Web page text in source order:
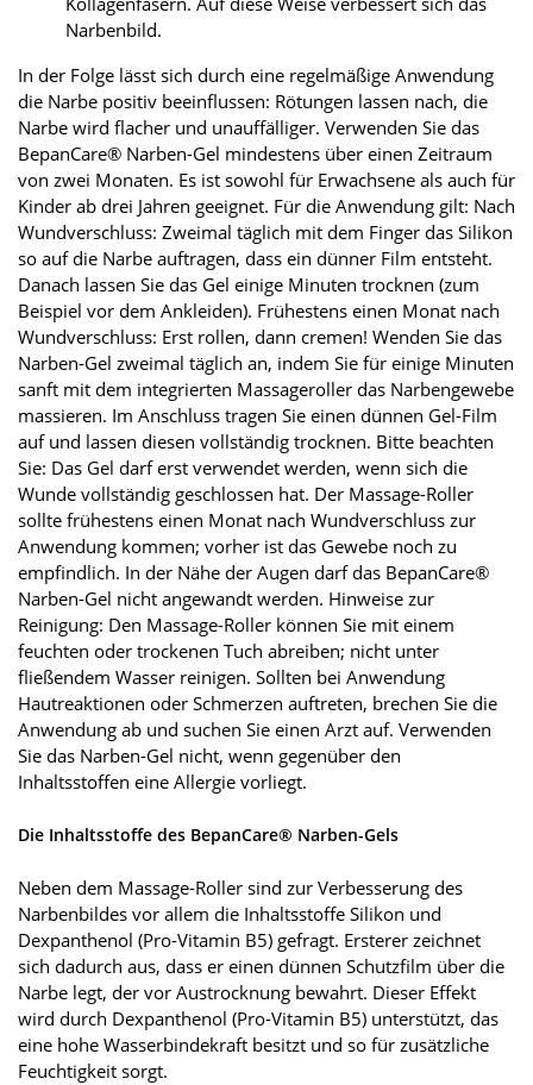
Narbenbild.
In der Folge lässt sich durch eine regelmäßige Anwendung
die Narbe positiv beeinflussen: Rötungen lassen nach, die
Narbe wird flacher und unauffälliger. Verwenden Sie das
BepanCare® Narben-Gel mindestens über einen Zeitraum
von zwei Monaten. Es ist sowohl für Erwachsene als auch für
Kinder ab drei Jahren geeignet. Für die Anwendung gilt: Nach
Wundverschluss: Zweimal täglich mit dem Finger das Silikon
so auf die Narbe auftragen, dass ein dünner Film entsteht.
Danach lassen Sie das Gel einige Minuten trocknen (zum
Beispiel vor dem Ankleiden). Frühestens einen Monat nach
Wundverschluss: Erst rollen, dann cremen! Wenden Sie das
Narben-Gel zweimal täglich an, indem Sie für einige Minuten
sanft mit dem integrierten Massageroller das Narbengewebe
massieren. Im Anschluss tragen Sie einen dünnen Gel-Film
auf und lassen diesen vollständig trocknen. Bitte beachten
Sie: Das Gel darf erst verwendet werden, wenn sich die
Wunde vollständig geschlossen hat. Der Massage-Roller
sollte frühestens einen Monat nach Wundverschluss zur
Anwendung kommen; vorher ist das Gewebe noch zu
empfindlich. In der Nähe der Augen darf das BepanCare®
Narben-Gel nicht angewandt werden. Hinweise zur
Reinigung: Den Massage-Roller können Sie mit einem
feuchten oder trockenen Tuch abreiben; nicht unter
fließendem Wasser reinigen. Sollten bei Anwendung
Hautreaktionen oder Schmerzen auftreten, brechen Sie die
Anwendung ab und suchen Sie einen Arzt auf. Verwenden
Sie das Narben-Gel nicht, wenn gegenüber den
Inhaltsstoffen eine Allergie vorliegt.
Die Inhaltsstoffe des BepanCare® Narben-Gels
Neben dem Massage-Roller sind zur Verbesserung des
Narbenbildes vor allem die Inhaltsstoffe Silikon und
Dexpanthenol (Pro-Vitamin B5) gefragt. Ersterer zeichnet
sich dadurch aus, dass er einen dünnen Schutzfilm über die
Narbe legt, der vor Austrocknung bewahrt. Dieser Effekt
wird durch Dexpanthenol (Pro-Vitamin B5) unterstützt, das
eine hohe Wasserbindekraft besitzt und so für zusätzliche
Feuchtigkeit sorgt.